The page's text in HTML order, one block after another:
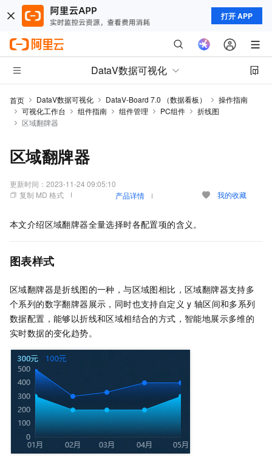
打开 APP
DataV数据可视化
首页 DataV数据可视化 DataV-Board 7.0 （数据看板）
操作指南
可视化工作台
组件指南 组件管理 PC组件
折线图
区域翻牌器
区域翻牌器
更新时间： 2023-11-24 09:05:10
复制 MD 格式
产品详情 我的收藏
本文介绍区域翻牌器全量选择时各配置项的含义。
图表样式
区域翻牌器是折线图的一种，与区域图相比，区域翻牌器支持多
个系列的数字翻牌器展示，同时也支持自定义 y 轴区间和多系列
数据配置，能够以折线和区域相结合的方式，智能地展示多维的
实时数据的变化趋势。